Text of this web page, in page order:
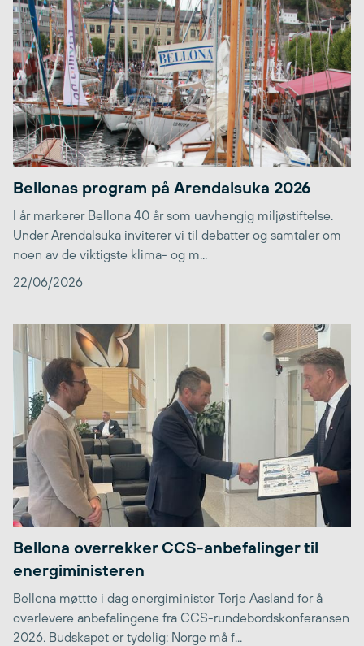
Bellonas program på Arendalsuka 2026
I år markerer Bellona 40 år som uavhengig miljøstiftelse.
Under Arendalsuka inviterer vi til debatter og samtaler om
noen av de viktigste klima- og m...
22/06/2026
Bellona overrekker CCS-anbefalinger til
energiministeren
Bellona møttte i dag energiminister Terje Aasland for å
overlevere anbefalingene fra CCS-rundebordskonferansen
2026. Budskapet er tydelig: Norge må f...